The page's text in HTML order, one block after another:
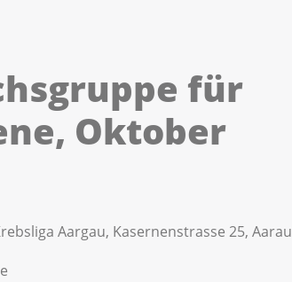
für
Oktober
Aargau, Kasernenstrasse 25, Aarau